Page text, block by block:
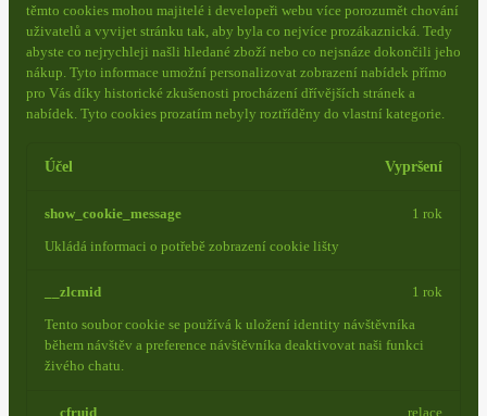
těmto cookies mohou majitelé i developeři webu více porozumět chování
uživatelů a vyvijet stránku tak, aby byla co nejvíce prozákaznická. Tedy
abyste co nejrychleji našli hledané zboží nebo co nejsnáze dokončili jeho
nákup. Tyto informace umožní personalizovat zobrazení nabídek přímo
pro Vás díky historické zkušenosti procházení dřívějších stránek a
nabídek. Tyto cookies prozatím nebyly roztříděny do vlastní kategorie.
Účel Vypršení
show_cookie_message
Ukládá informaci o potřebě zobrazení cookie lišty
1 rok
__zlcmid
Tento soubor cookie se používá k uložení identity návštěvníka
během návštěv a preference návštěvníka deaktivovat naši funkci
živého chatu.
1 rok
__cfruid relace